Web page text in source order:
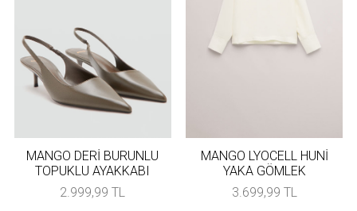
MANGO DERİ BURUNLU
TOPUKLU AYAKKABI
2.999,99 TL
MANGO LYOCELL HUNİ
YAKA GÖMLEK
3.699,99 TL